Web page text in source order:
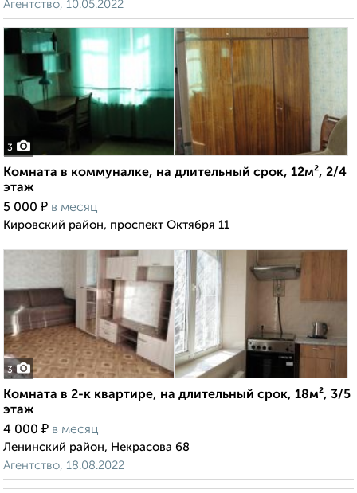
Агентство, 10.05.2022
3
Комната в коммуналке, на длительный срок, 12м², 2/4
этаж
5 000 ₽ в месяц
Кировский район, проспект Октября 11
3
Комната в 2-к квартире, на длительный срок, 18м², 3/5
этаж
4 000 ₽ в месяц
Ленинский район, Некрасова 68
Агентство, 18.08.2022